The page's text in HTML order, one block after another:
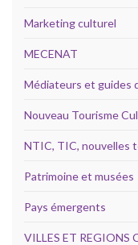
Marketing culturel
MECENAT
Médiateurs et guides
Nouveau Tourisme
NTIC, TIC, nouvelles
Patrimoine et musées
Pays émergents
VILLES ET REGIONS